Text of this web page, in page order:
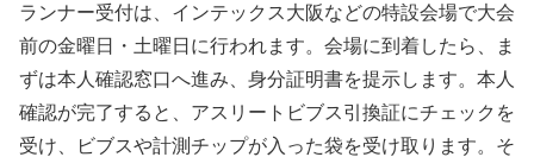
ランナー受付は、インテックス大阪などの特設会場で大会
前の金曜日・土曜日に行われます。会場に到着したら、ま
ずは本人確認窓口へ進み、身分証明書を提示します。本人
確認が完了すると、アスリートビブス引換証にチェックを
受け、ビブスや計測チップが入った袋を受け取ります。そ